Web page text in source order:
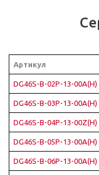
Артикул
DG46S-B-02P-13-00A(H)
DG46S-B-03P-13-00A(H)
DG46S-B-04P-13-00Z(H)
DG46S-B-05P-13-00A(H)
DG46S-B-06P-13-00A(H)